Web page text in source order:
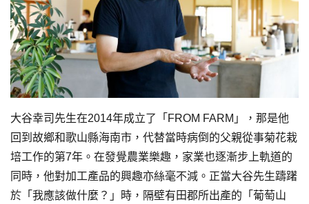
大谷幸司先生在2014年成立了「FROM FARM」，那是他
回到故鄉和歌山縣海南市，代替當時病倒的父親從事菊花栽
培工作的第7年。在發覺農業樂趣，家業也逐漸步上軌道的
同時，他對加工產品的興趣亦絲毫不減。正當大谷先生躊躇
於「我應該做什麼？」時，隔壁有田郡所出產的「葡萄山